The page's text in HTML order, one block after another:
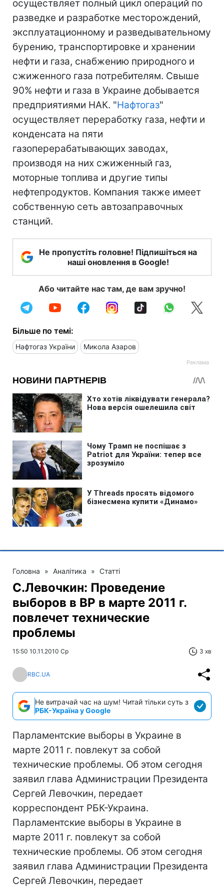
осуществляет полный цикл операций по
разведке и разработке месторождений,
эксплуатационному и разведывательному
бурению, транспортировке и хранении
нефти и газа, снабжению природного и
сжиженного газа потребителям. Свыше
90% нефти и газа в Украине добывается
предприятиями НАК. "Нафтогаз"
осуществляет переработку газа, нефти и
конденсата на пяти
газоперерабатывающих заводах,
производя на них сжиженный газ,
моторные топлива и другие типы
нефтепродуктов. Компания также имеет
собственную сеть автозаправочных
станций.
Не пропустіть головне! Підпишіться на
наші оновлення в Google!
Або читайте нас там, де вам зручно!
Більше по темі:
Нафтогаз України Микола Азаров
Головна » Аналітика » Статті
С.Левочкин: Проведение
выборов в ВР в марте 2011 г.
повлечет технические
проблемы
15:50 10.11.2010 Ср 3 хв
RBC.UA
Не витрачай час на шум! Читай тільки суть з
РБК-Україна у Google
Парламентские выборы в Украине в
марте 2011 г. повлекут за собой
технические проблемы. Об этом сегодня
заявил глава Администрации Президента
Сергей Левочкин, передает
корреспондент РБК-Украина.
Парламентские выборы в Украине в
марте 2011 г. повлекут за собой
технические проблемы. Об этом сегодня
заявил глава Администрации Президента
Сергей Левочкин, передает